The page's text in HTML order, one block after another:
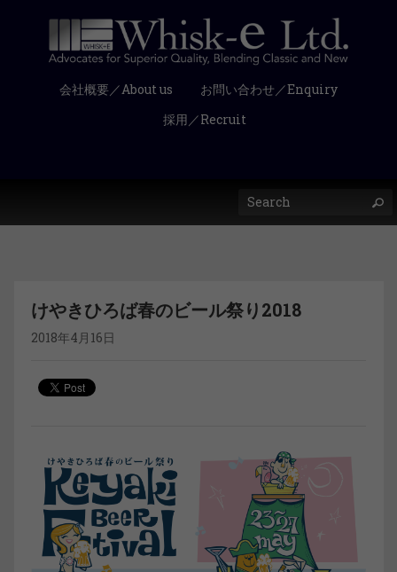
会社概要／About us
お問い合わせ／Enquiry
採用／Recruit
けやきひろば春のビール祭り2018
2018年4月16日